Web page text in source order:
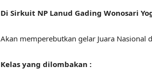
Di Sirkuit NP Lanud Gading Wonosari
Akan memperebutkan gelar Juara Nasional
Kelas yang dilombakan :